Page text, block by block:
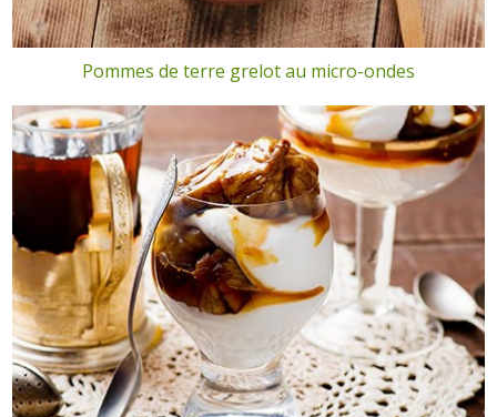
Pommes de terre grelot au micro-ondes